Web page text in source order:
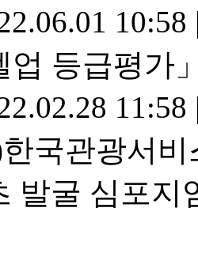
10:58
업 등급평가
11:58
국관광서
발굴 심포지